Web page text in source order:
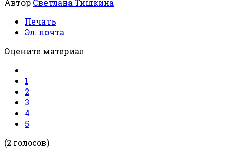
Автор Светлана Тишкина
Печать
Эл. почта
Оцените материал
1
2
3
4
5
(2 голосов)